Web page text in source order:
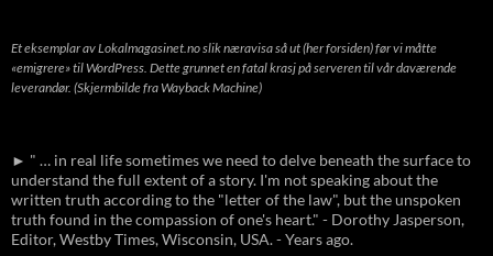
Et eksemplar av Lokalmagasinet.no slik næravisa så ut (her forsiden) før vi måtte
«emigrere» til WordPress. Dette grunnet en fatal krasj på serveren til vår daværende
leverandør. (Skjermbilde fra Wayback Machine)
► " … in real life sometimes we need to delve beneath the surface to
understand the full extent of a story. I'm not speaking about the
written truth according to the "letter of the law", but the unspoken
truth found in the compassion of one's heart." - Dorothy Jasperson,
Editor, Westby Times, Wisconsin, USA. - Years ago.